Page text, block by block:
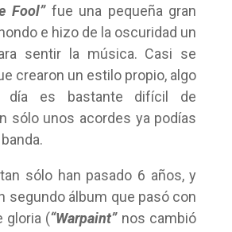
Fool”fue una pequeña gran
e hizo de la oscuridad un
sentir la música. Casi se
crearon un estilo propio, algo
día es bastante difícil de
sólo unos acordes ya podías
sólo han pasado 6 años, y
segundo álbum que pasó con
gloria (“Warpaint”nos cambió